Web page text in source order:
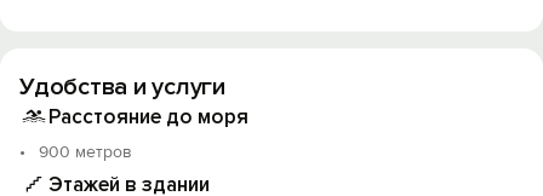
четырехместными номерами, в каждом номере: душ,
туалет, холодильник, кондиционер, диван-кровать из
кабельное телевидение, горячая и холодная вода
круглосуточно.
Удобства и услуги
Расстояние до моря
900 метров
Этажей в здании